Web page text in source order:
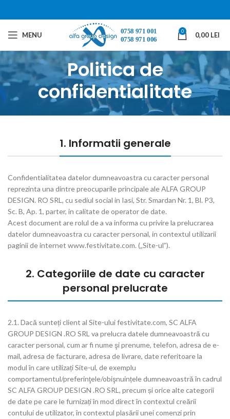
MENU 0 0,00 LEI
Politica de
confidentialitate
1. Informatii generale
Confidentialitatea datelor dumneavoastra cu caracter personal
reprezinta una dintre preocuparile principale ale ALFA GROUP
DESIGN. RO SRL, cu sediul social in Iasi, Str. Smardan Nr. 1, Bl. P3,
Sc. B, Ap. 1, parter, in calitate de operator de date.
Acest document are rolul de a va informa cu privire la prelucrarea
datelor dumneavoastra cu caracter personal, in contextul utilizarii
paginii de internet www.festivitate.com. („Site-ul”).
2. Categoriile de date cu caracter
personal prelucrate
2.1. Dacă sunteți client al Site-ului festivitate.com, SC ALFA
GROUP DESIGN .RO SRL va prelucra datele dumneavoastră cu
caracter personal, cum ar fi nume şi prenume, telefon, adresa de e-
mail, adresa de facturare, adresa de livrare, date referitoare la
modul în care utilizați Site-ul, de exemplu
comportamentul/preferinţele/obişnuințele dumneavoastră în cadrul
SC ALFA GROUP DESIGN .RO SRL, precum și orice alte categorii
de date pe care le furnizați în mod direct în contextul creării
contului de utilizator, în contextul plasării unei comenzi prin